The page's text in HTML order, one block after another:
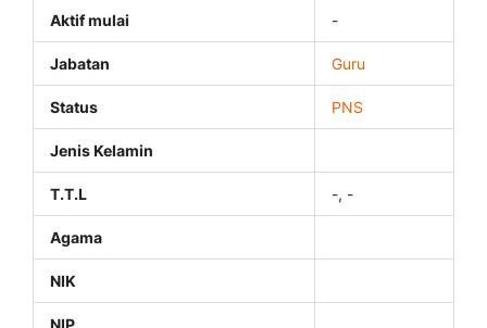
Aktif mulai -
Jabatan Guru
Status PNS
Jenis Kelamin
T.T.L -, -
Agama
NIK
NIP